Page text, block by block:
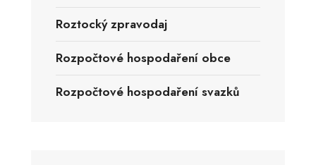
Roztocký zpravodaj
Rozpočtové hospodaření obce
Rozpočtové hospodaření svazků